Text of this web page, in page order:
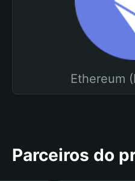
Ethereum
Parceiros do